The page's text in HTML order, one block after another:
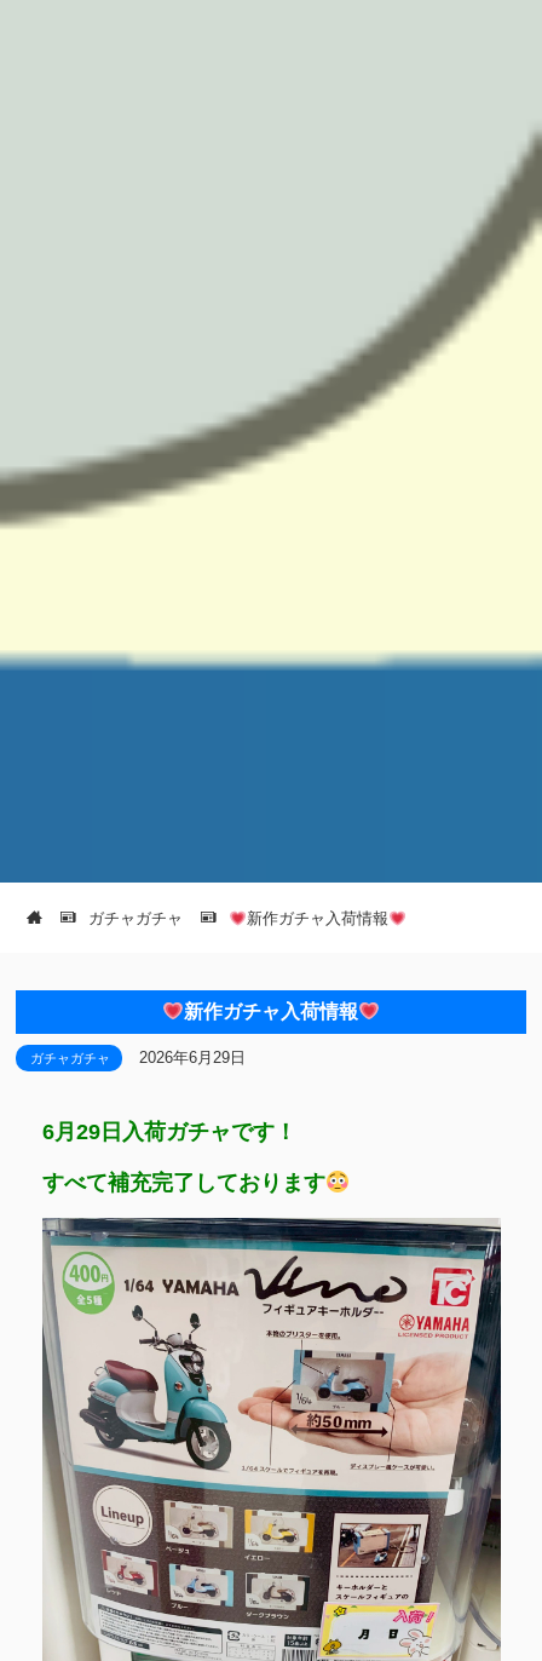
ガチャガチャ 新作ガチャ入荷情報
新作ガチャ入荷情報
ガチャガチャ 2026年6月29日
6月29日入荷ガチャです！
すべて補充完了しております